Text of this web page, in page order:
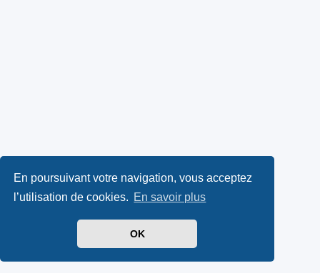
En poursuivant votre navigation, vous acceptez
l’utilisation de cookies. En savoir plus
OK